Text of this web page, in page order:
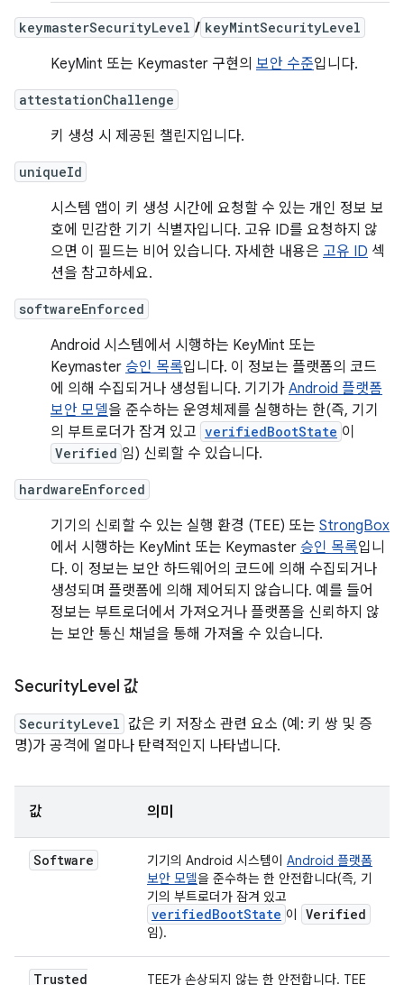
keymasterSecurityLevel / keyMintSecurityLevel
KeyMint 또는 Keymaster 구현의 보안 수준입니다.
attestationChallenge
키 생성 시 제공된 챌린지입니다.
uniqueId
시스템 앱이 키 생성 시간에 요청할 수 있는 개인 정보 보
호에 민감한 기기 식별자입니다. 고유 ID를 요청하지 않
으면 이 필드는 비어 있습니다. 자세한 내용은 고유 ID 섹
션을 참고하세요.
softwareEnforced
Android 시스템에서 시행하는 KeyMint 또는
Keymaster 승인 목록입니다. 이 정보는 플랫폼의 코드
에 의해 수집되거나 생성됩니다. 기기가 Android 플랫폼
보안 모델을 준수하는 운영체제를 실행하는 한(즉, 기기
의 부트로더가 잠겨 있고 verifiedBootState 이
Verified 임) 신뢰할 수 있습니다.
hardwareEnforced
기기의 신뢰할 수 있는 실행 환경 (TEE) 또는 StrongBox
에서 시행하는 KeyMint 또는 Keymaster 승인 목록입니
다. 이 정보는 보안 하드웨어의 코드에 의해 수집되거나
생성되며 플랫폼에 의해 제어되지 않습니다. 예를 들어
정보는 부트로더에서 가져오거나 플랫폼을 신뢰하지 않
는 보안 통신 채널을 통해 가져올 수 있습니다.
SecurityLevel 값
SecurityLevel 값은 키 저장소 관련 요소 (예: 키 쌍 및 증
명)가 공격에 얼마나 탄력적인지 나타냅니다.
값 의미
Software 기기의 Android 시스템이 Android 플랫폼
보안 모델을 준수하는 한 안전합니다(즉, 기
기의 부트로더가 잠겨 있고
verifiedBootState 이 Verified
임).
Trusted TEE가 손상되지 않는 한 안전합니다. TEE